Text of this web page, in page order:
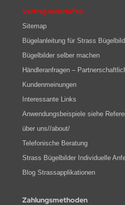
Vertrag widerrufen
Sitemap
Bügelanleitung für Strass
Bügelbilder selber machen
Händleranfragen –
Kundenmeinungen
Interessante Links
Anwendungsbeispiele siehe
über uns//about/
Telefonische Beratung
Strass Bügelbilder Individuelle
Blog Strassapplikationen
Zahlungsmethoden